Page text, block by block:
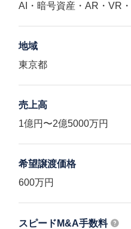
AI・暗号資産・AR・VR
地域
東京都
売上高
1億円〜2億5000万円
希望譲渡価格
600万円
スピードM&A手数料